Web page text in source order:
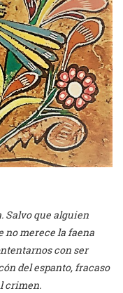
Salvo que alguien
no merece la faena
con ser
del espanto, fracaso
crimen.